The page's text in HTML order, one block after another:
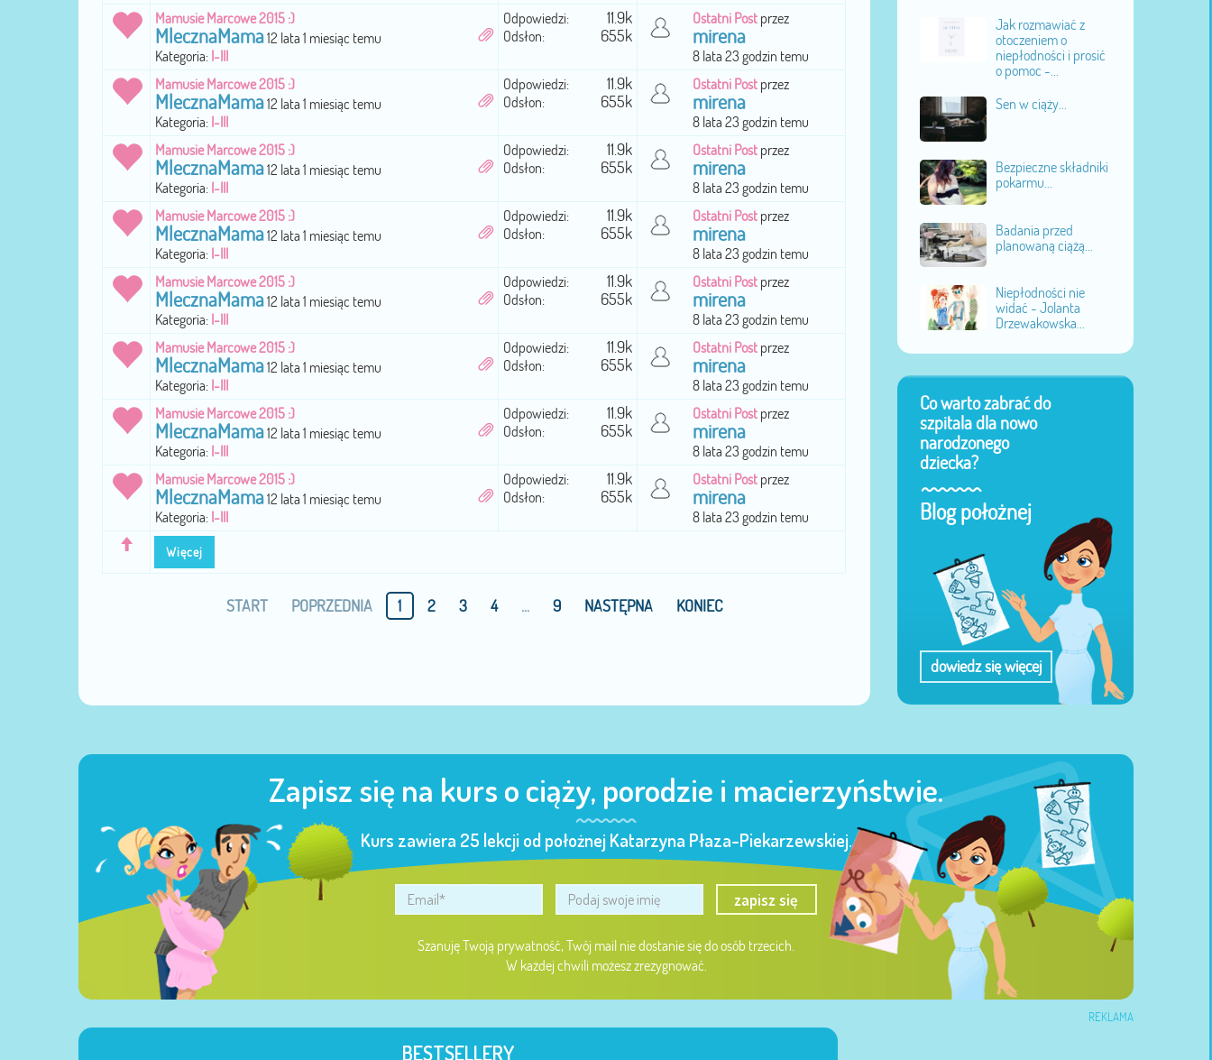
Więcej
Mamusie Marcowe 2015 :)
MlecznaMama12 lata 1 miesiąc temu
Kategoria: I-III
Odpowiedzi: 11.9k
Odsłon: 655k
Ostatni Post przez
mirena
8 lata 23 godzin temu
Mamusie Marcowe 2015 :)
MlecznaMama12 lata 1 miesiąc temu
Kategoria: I-III
Odpowiedzi: 11.9k
Odsłon: 655k
Ostatni Post przez
mirena
8 lata 23 godzin temu
Mamusie Marcowe 2015 :)
MlecznaMama12 lata 1 miesiąc temu
Kategoria: I-III
Odpowiedzi: 11.9k
Odsłon: 655k
Ostatni Post przez
mirena
8 lata 23 godzin temu
Mamusie Marcowe 2015 :)
MlecznaMama12 lata 1 miesiąc temu
Kategoria: I-III
Odpowiedzi: 11.9k
Odsłon: 655k
Ostatni Post przez
mirena
8 lata 23 godzin temu
Mamusie Marcowe 2015 :)
MlecznaMama12 lata 1 miesiąc temu
Kategoria: I-III
Odpowiedzi: 11.9k
Odsłon: 655k
Ostatni Post przez
mirena
8 lata 23 godzin temu
Mamusie Marcowe 2015 :)
MlecznaMama12 lata 1 miesiąc temu
Kategoria: I-III
Odpowiedzi: 11.9k
Odsłon: 655k
Ostatni Post przez
mirena
8 lata 23 godzin temu
Mamusie Marcowe 2015 :)
MlecznaMama12 lata 1 miesiąc temu
Kategoria: I-III
Odpowiedzi: 11.9k
Odsłon: 655k
Ostatni Post przez
mirena
8 lata 23 godzin temu
Mamusie Marcowe 2015 :)
MlecznaMama12 lata 1 miesiąc temu
Kategoria: I-III
Odpowiedzi: 11.9k
Odsłon: 655k
Ostatni Post przez
mirena
8 lata 23 godzin temu
START POPRZEDNIA 1 2 3 4 ... 9 NASTĘPNA KONIEC
Jak rozmawiać z
otoczeniem o
niepłodności i prosić
o pomoc -...
Sen w ciąży...
Bezpieczne składniki
pokarmu...
Badania przed
planowaną ciążą...
Niepłodności nie
widać - Jolanta
Drzewakowska...
Co warto zabrać do
szpitala dla nowo
narodzonego
dziecka?
Blog położnej
dowiedz się więcej
Zapisz się na kurs o ciąży, porodzie i macierzyństwie.
Kurs zawiera 25 lekcji od położnej Katarzyna Płaza-Piekarzewskiej.
zapisz się
Szanuję Twoją prywatność, Twój mail nie dostanie się do osób trzecich.
W każdej chwili możesz zrezygnować.
REKLAMA
BESTSELLERY